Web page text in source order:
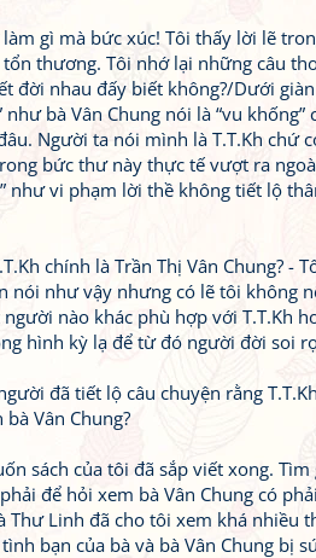
gì mà bức xúc! Tôi thấy lời lẽ
thương. Tôi nhớ lại những câu
đời nhau đấy biết không?/Dưới
bà Vân Chung nói là “vu
Người ta nói mình là T.T.Kh
bức thư này thực tế vượt ra
như vi phạm lời thề không tiết lộ
chính là Trần Thị Vân Chung? -
nói như vậy nhưng có lẽ tôi không
nào khác phù hợp với T.T.Kh
hình kỳ lạ để từ đó người đời soi
đã tiết lộ câu chuyện rằng
Vân Chung?
sách của tôi đã sắp viết xong.
để hỏi xem bà Vân Chung có
Linh đã cho tôi xem khá nhiều
bạn của bà và bà Vân Chung bị